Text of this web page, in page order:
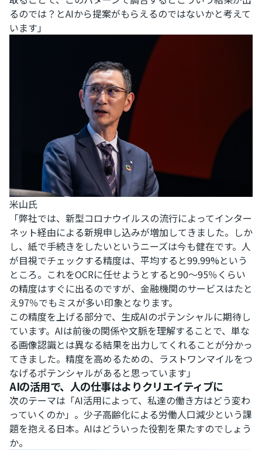
るのでは？とAIから提案がもらえるのではないかと考えて
います」
米山氏
「弊社では、新型コロナウイルスの流行によってインター
ネット経由による新規申し込みが増加してきました。しか
し、紙で手続きをしたいというニーズは今も健在です。人
が目視でチェックする精度は、平均すると99.99%という
ところ。これをOCRに任せようとすると90～95％くらい
の精度はすぐに出るのですが、金融機関のサービスはたと
え97％でもミスが多い印象となります。
この精度を上げる部分で、生成AIのポテンシャルに期待し
ています。AIは前後の関係や文脈を理解することで、単な
る画像認識とは異なる結果を出力してくれることが分かっ
てきました。精度を高めるための、ラストワンマイルをつ
なげるポテンシャルがあると思っています」
AIの活用で、人の仕事はよりクリエイティブに
次のテーマは「AI活用によって、私達の働き方はどう変わ
っていくのか」。少子高齢化による労働人口減少という課
題を抱える日本。AIはどういった役割を果たすのでしょう
か。